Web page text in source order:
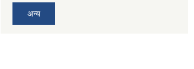
अन्य